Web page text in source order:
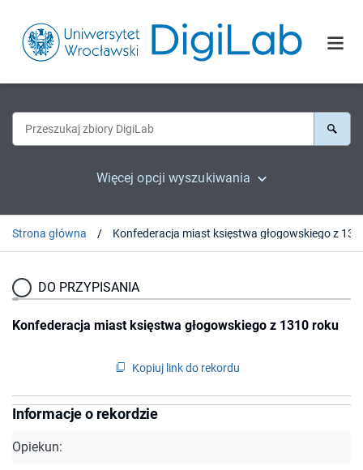
Więcej opcji wyszukiwania
Strona główna
DO PRZYPISANIA
Konfederacja miast księstwa głogowskiego z 1310 roku
Kopiuj link do rekordu
Informacje o rekordzie
Opiekun: